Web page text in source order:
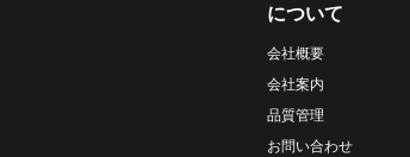
について
会社概要
会社案内
品質管理
お問い合わせ